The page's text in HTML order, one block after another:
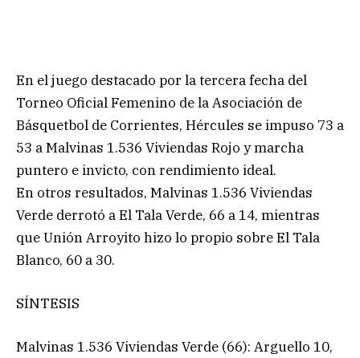
En el juego destacado por la tercera fecha del
Torneo Oficial Femenino de la Asociación de
Básquetbol de Corrientes, Hércules se impuso 73 a
53 a Malvinas 1.536 Viviendas Rojo y marcha
puntero e invicto, con rendimiento ideal.
En otros resultados, Malvinas 1.536 Viviendas
Verde derrotó a El Tala Verde, 66 a 14, mientras
que Unión Arroyito hizo lo propio sobre El Tala
Blanco, 60 a 30.
SÍNTESIS
Malvinas 1.536 Viviendas Verde (66): Arguello 10,